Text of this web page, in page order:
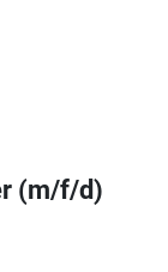
(m/f/d)